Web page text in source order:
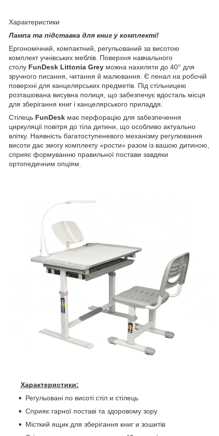
Характеристики
Лампа та підставка для книг у комплекті!
Ергономічний, компактний, регульований за висотою
комплект учнівських меблів. Поверхня навчального
столу FunDesk Littonia Grey можна нахиляти до 40° для
зручного писання, читання й малювання. Є пенал на робочій
поверхні для канцелярських предметів. Під стільницею
розташована висувна полиця, що забезпечує вдосталь місця
для зберігання книг і канцелярського приладдя.
Стілець FunDesk має перфорацію для забезпечення
циркуляції повітря до тіла дитини, що особливо актуально
влітку. Наявність багатоступеневого механізму регулювання
висоти дає змогу комплекту «рости» разом із вашою дитиною,
сприяє формуванню правильної постави завдяки
ортопедичним опціям.
Характеристики:
Регульовані по висоті стіл и стілець
Сприяє гарної поставі та здоровому зору
Місткий ящик для зберігання книг и зошитів